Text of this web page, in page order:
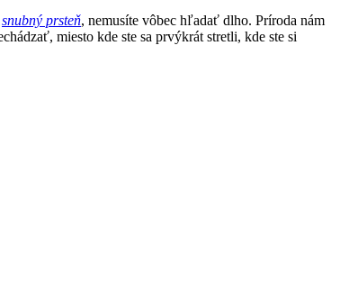
snubný prsteň, nemusíte vôbec hľadať dlho. Príroda nám
miesto kde ste sa prvýkrát stretli, kde ste si